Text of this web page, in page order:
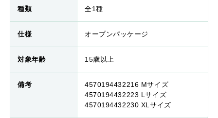
種類 全1種
仕様 オープンパッケージ
対象年齢 15歳以上
備考
4570194432216 Mサイズ
4570194432223 Lサイズ
4570194432230 XLサイズ